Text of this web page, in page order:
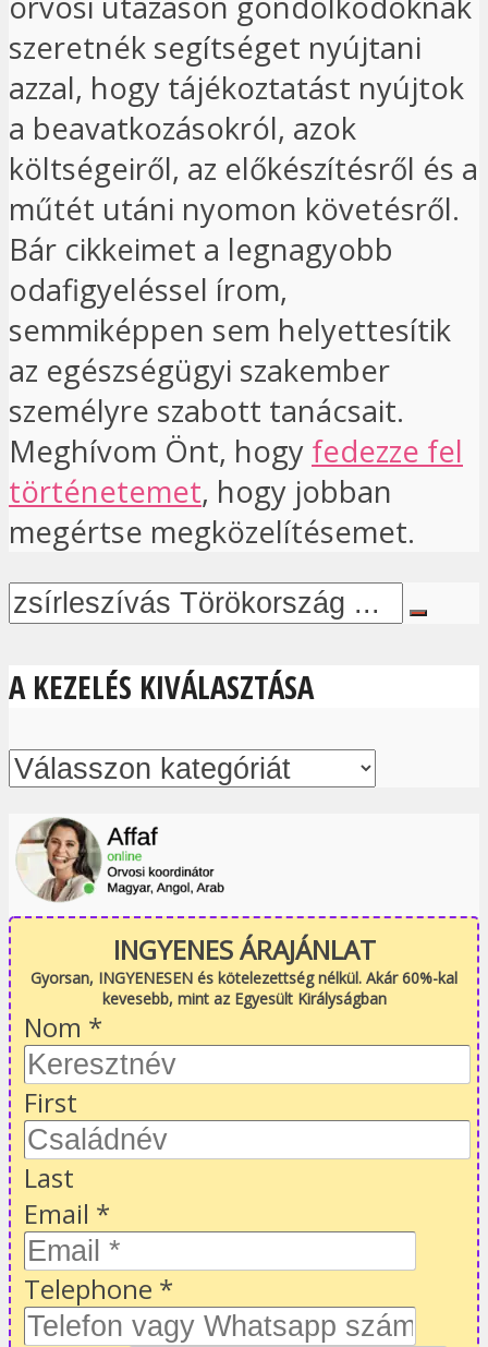
szeretnék segítséget nyújtani
azzal, hogy tájékoztatást nyújtok
a beavatkozásokról, azok
költségeiről, az előkészítésről és a
műtét utáni nyomon követésről.
Bár cikkeimet a legnagyobb
odafigyeléssel írom,
semmiképpen sem helyettesítik
az egészségügyi szakember
személyre szabott tanácsait.
Meghívom Önt, hogy fedezze fel
történetemet, hogy jobban
megértse megközelítésemet.
A KEZELÉS KIVÁLASZTÁSA
INGYENES ÁRAJÁNLAT
Gyorsan, INGYENESEN és kötelezettség nélkül. Akár 60%-kal
kevesebb, mint az Egyesült Királyságban
Nom *
First
Last
Email *
Telephone *